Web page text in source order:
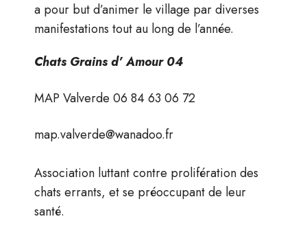
a pour but d’animer le village par diverses
manifestations tout au long de l’année.
Chats Grains d’ Amour 04
MAP Valverde 06 84 63 06 72
map.valverde@wanadoo.fr
Association luttant contre prolifération des
chats errants, et se préoccupant de leur
santé.